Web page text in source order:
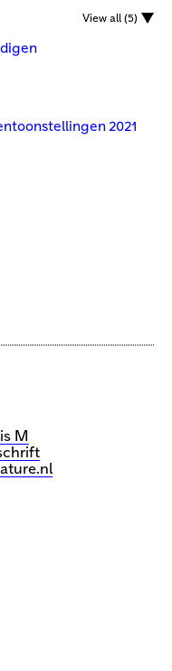
View all (5)
2021
M